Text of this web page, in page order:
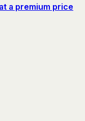
a premium price